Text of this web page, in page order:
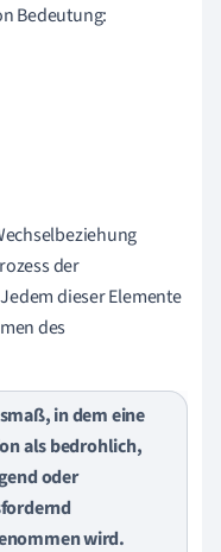
Bedeutung:
der
dieser Elemente
des
in dem eine
als bedrohlich,
oder
wird.